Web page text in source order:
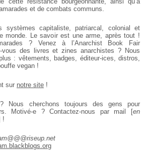
et de combats communs.
systèmes capitaliste, patriarcal, colonial et
monde. Le savoir est une arme, après tout !
? Venez à l’Anarchist Book Fair
vous des livres et zines anarchistes ? Nous
: vêtements, badges, éditeur-ices, distros,
vegan !
sur notre site !
Nous cherchons toujours des gens pour
Motivé-e ? Contactez-nous par mail [en
!